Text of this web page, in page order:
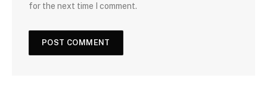
for the next time I comment.